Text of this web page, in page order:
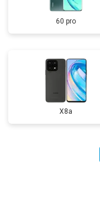
60 pro
X8a